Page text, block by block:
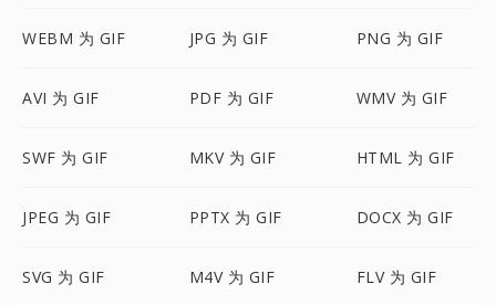
WEBM 为 GIF JPG 为 GIF PNG 为 GIF
AVI 为 GIF PDF 为 GIF WMV 为 GIF
SWF 为 GIF MKV 为 GIF HTML 为 GIF
JPEG 为 GIF PPTX 为 GIF DOCX 为 GIF
SVG 为 GIF M4V 为 GIF FLV 为 GIF